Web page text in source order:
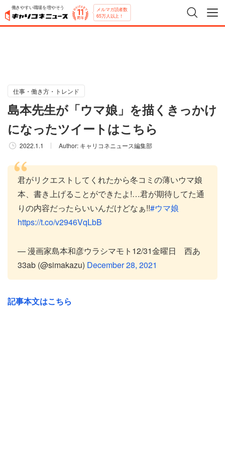
働きやすい職場を増やそう メルマガ読者数
65万人以上！
仕事・働き方・トレンド
島本先生が「ウマ娘」を描くきっかけ
になったツイートはこちら
2022.1.1 Author: キャリコネニュース編集部
君がリクエストしてくれたから冬コミの薄いウマ娘
本、書き上げることができたよ!…君が期待してた通
りの内容だったらいいんだけどなぁ!!#ウマ娘
https://t.co/v2946VqLbB
— 漫画家島本和彦ウラシマモト12/31金曜日 西あ
33ab (@simakazu) December 28, 2021
記事本文はこちら